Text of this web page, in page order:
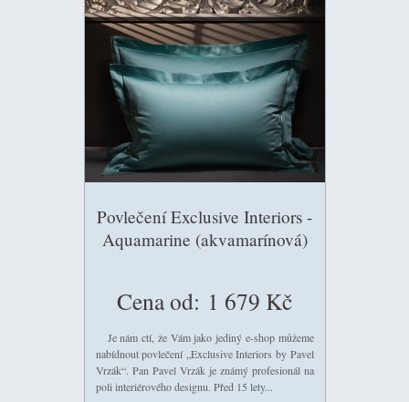
Povlečení Exclusive Interiors -
Aquamarine (akvamarínová)
Cena od: 1 679 Kč
Je nám ctí, že Vám jako jediný e-shop můžeme
nabídnout povlečení „Exclusive Interiors by Pavel
Vrzák“. Pan Pavel Vrzák je známý profesionál na
poli interiérového designu. Před 15 lety...